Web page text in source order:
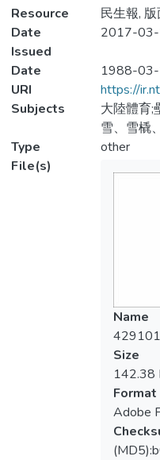
Resource
民生報,
Date
Issued
2017-
Date
1988-
URI
https://
Subjects
大陸體育;
雪、雪橇
Type
other
File(s)
Name
Size
142.38
Format
Adobe